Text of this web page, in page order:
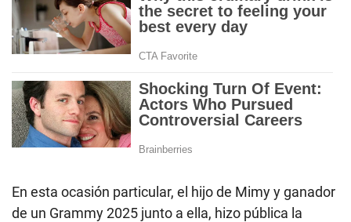
En esta ocasión particular, el hijo de Mimy y ganador
de un Grammy 2025 junto a ella, hizo pública la